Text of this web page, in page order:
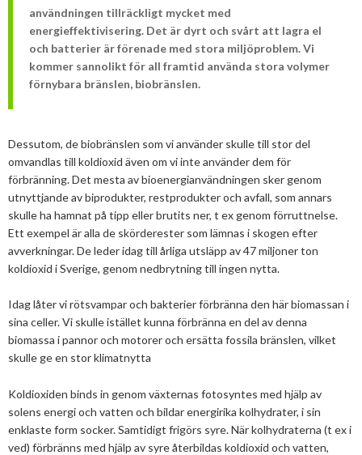
användningen tillräckligt mycket med
energieffektivisering. Det är dyrt och svårt att lagra el
och batterier är förenade med stora miljöproblem. Vi
kommer sannolikt för all framtid använda stora volymer
förnybara bränslen, biobränslen.
Dessutom, de biobränslen som vi använder skulle till stor del
omvandlas till koldioxid även om vi inte använder dem för
förbränning. Det mesta av bioenergianvändningen sker genom
utnyttjande av biprodukter, restprodukter och avfall, som annars
skulle ha hamnat på tipp eller brutits ner, t ex genom förruttnelse.
Ett exempel är alla de skörderester som lämnas i skogen efter
avverkningar. De leder idag till årliga utsläpp av 47 miljoner ton
koldioxid i Sverige, genom nedbrytning till ingen nytta.
Idag låter vi rötsvampar och bakterier förbränna den här biomassan i
sina celler. Vi skulle istället kunna förbränna en del av denna
biomassa i pannor och motorer och ersätta fossila bränslen, vilket
skulle ge en stor klimatnytta
Koldioxiden binds in genom växternas fotosyntes med hjälp av
solens energi och vatten och bildar energirika kolhydrater, i sin
enklaste form socker. Samtidigt frigörs syre. När kolhydraterna (t ex i
ved) förbränns med hjälp av syre återbildas koldioxid och vatten,